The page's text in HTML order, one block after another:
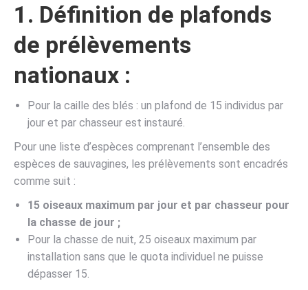
1. Définition de plafonds
de prélèvements
nationaux :
Pour la caille des blés : un plafond de 15 individus par
jour et par chasseur est instauré.
Pour une liste d’espèces comprenant l’ensemble des
espèces de sauvagines, les prélèvements sont encadrés
comme suit :
15 oiseaux maximum par jour et par chasseur pour
la chasse de jour ;
Pour la chasse de nuit, 25 oiseaux maximum par
installation sans que le quota individuel ne puisse
dépasser 15.